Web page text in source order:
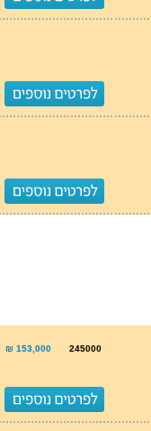
245000
153,000 ₪